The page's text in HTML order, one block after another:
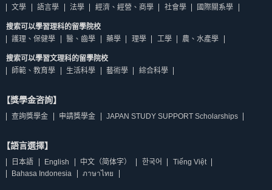
文學
語言學 法學 經濟、經營、商學 社會學 國際關系學
搜索可以學習理科的留學院校
護理、保健學
醫、齒學 藥學 理學 工學 農、水產學
搜索可以學習文理科的留學院校
師範、教育學
生活科學 藝術學 綜合科學
【獎學金咨詢】
查詢獎學金 申請獎學金 JAPAN STUDY SUPPORT Scholarships
【語言選擇】
日本語 English 中文（简体字） 한국어
Tiếng Việt
Bahasa Indonesia
ภาษาไทย